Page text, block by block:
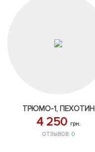
ТРЮМО-1, ПЕХОТИН
4 250 грн.
ОТЗЫВОВ: 0